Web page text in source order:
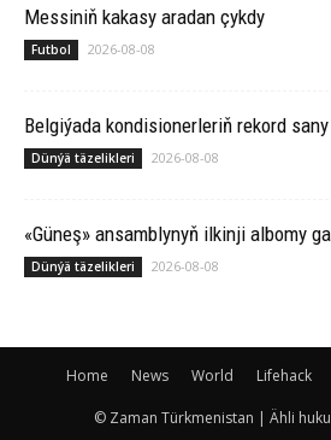
Messiniň kakasy aradan çykdy
Futbol 2026-08-08
Belgiýada kondisionerleriň rekord
Dünýä täzelikleri 2026-08-08
«Güneş» ansamblynyň ilkinji albomy
Dünýä täzelikleri 2026-08-08
Home News World Lifehack
© Zaman Türkmenistan | Ähli